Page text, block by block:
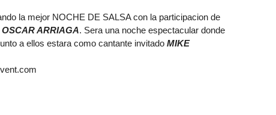
la mejor NOCHE DE SALSA con la participacion de
OSCAR ARRIAGA. Sera una noche espectacular donde
a ellos estara como cantante invitado MIKE